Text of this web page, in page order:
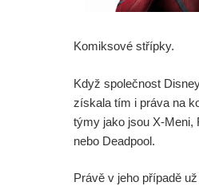
Komiksové střípky.
Když společnost
získala tím i práva na
týmy jako jsou X-Meni,
nebo Deadpool.
Právě v jeho případě